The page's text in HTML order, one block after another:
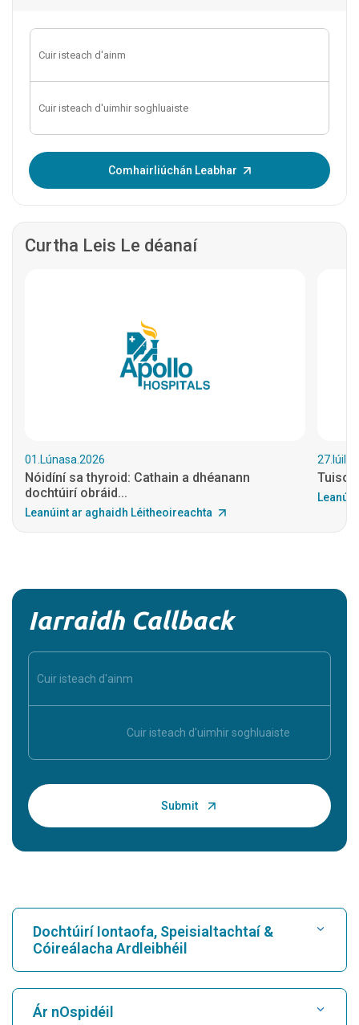
Comhairliúchán Leabhar
Curtha Leis Le déanaí
01.Lúnasa.2026
Nóidíní sa thyroid: Cathain a dhéanann
dochtúirí obráid...
Leanúint ar aghaidh Léitheoireachta
Iarraidh Callback
Dochtúirí Iontaofa, Speisialtachtaí &
Cóireálacha Ardleibhéil
Faigh Ospidéal
Ár nOspidéil